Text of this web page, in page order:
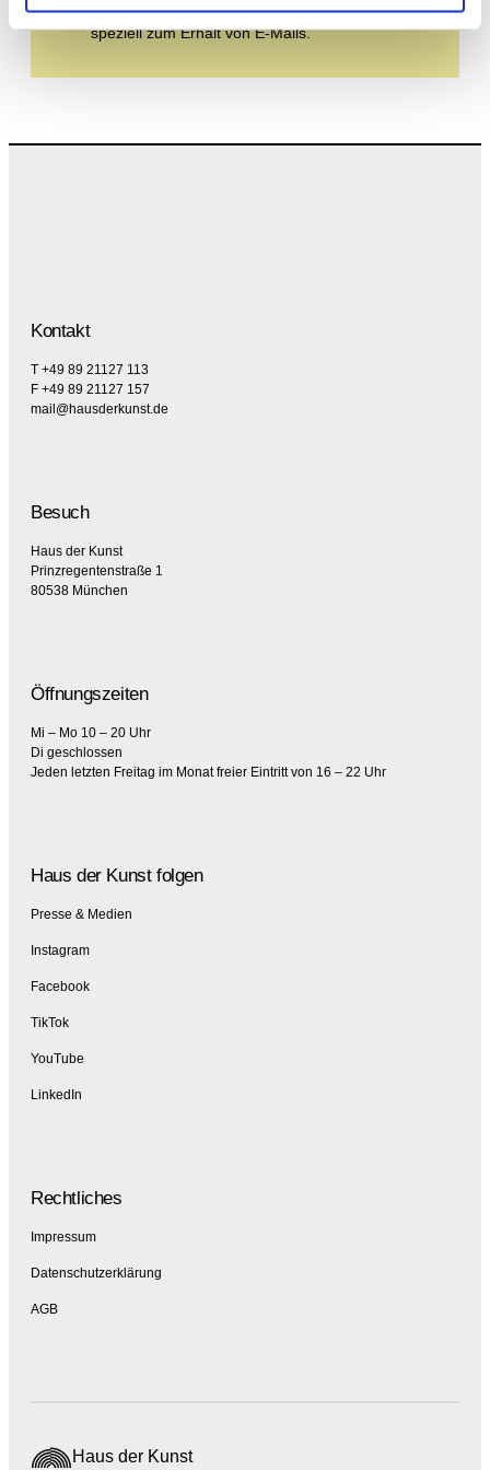
Sie der Datenschutzerklärung und der AGB zu,
speziell zum Erhalt von E-Mails.
Kontakt
T +49 89 21127 113
F +49 89 21127 157
mail@hausderkunst.de
Besuch
Haus der Kunst
Prinzregentenstraße 1
80538 München
Öffnungszeiten
Mi – Mo 10 – 20 Uhr
Di geschlossen
Jeden letzten Freitag im Monat freier Eintritt von 16 – 22 Uhr
Haus der Kunst folgen
Presse & Medien
Instagram
Facebook
TikTok
YouTube
LinkedIn
Rechtliches
Impressum
Datenschutzerklärung
AGB
Haus der Kunst